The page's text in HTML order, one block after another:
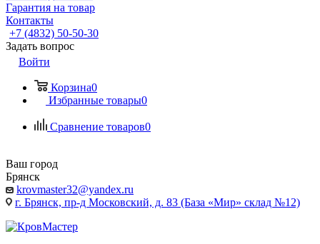
Гарантия на товар
Контакты
+7 (4832) 50-50-30
Задать вопрос
Войти
Корзина0
Избранные товары0
Сравнение товаров0
Ваш город
Брянск
krovmaster32@yandex.ru
г. Брянск, пр-д Московский, д. 83 (База «Мир» склад №12)